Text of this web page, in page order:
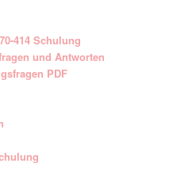
414 Schulung
und Antworten
PDF